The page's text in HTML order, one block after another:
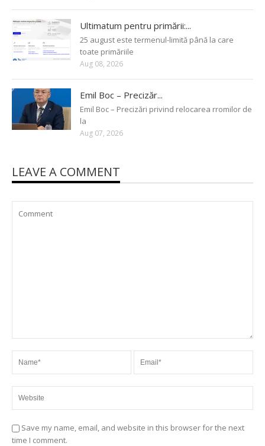
Ultimatum pentru primării:...
25 august este termenul-limită până la care
toate primăriile
Aug 08, 2026
Emil Boc – Precizăr...
Emil Boc – Precizări privind relocarea rromilor de
la
Aug 07, 2026
LEAVE A COMMENT
Save my name, email, and website in this browser for the next
time I comment.